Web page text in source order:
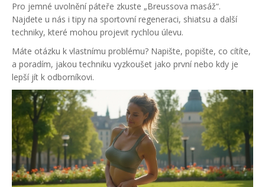
Pro jemné uvolnění páteře zkuste „Breussova masáž“.
Najdete u nás i tipy na sportovní regeneraci, shiatsu a další
techniky, které mohou projevit rychlou úlevu.
Máte otázku k vlastnímu problému? Napište, popište, co cítíte,
a poradím, jakou techniku vyzkoušet jako první nebo kdy je
lepší jít k odborníkovi.